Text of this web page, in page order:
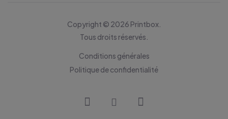
Copyright © 2026 Printbox.
Tous droits réservés.
Conditions générales
Politique de confidentialité